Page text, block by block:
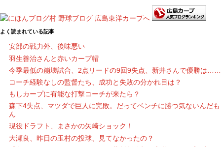
よく読まれている記事
安部の戦力外、後味悪い
羽生善治さんと赤いカープ帽
今季最低の崩壊試合、2点リードの9回9失点、新井さんで優勝は……
コーチ経験なしの監督たち、成功と失敗の分かれ目は？
もしカープに有能な打撃コーチが来たら？
森下4失点、マツダで巨人に完敗。だってベンチに勝つ気ないんだも
ん
現役ドラフト、まさかの矢崎ショック！
大瀬良、昨日の玉村の投球、見てなかったの？